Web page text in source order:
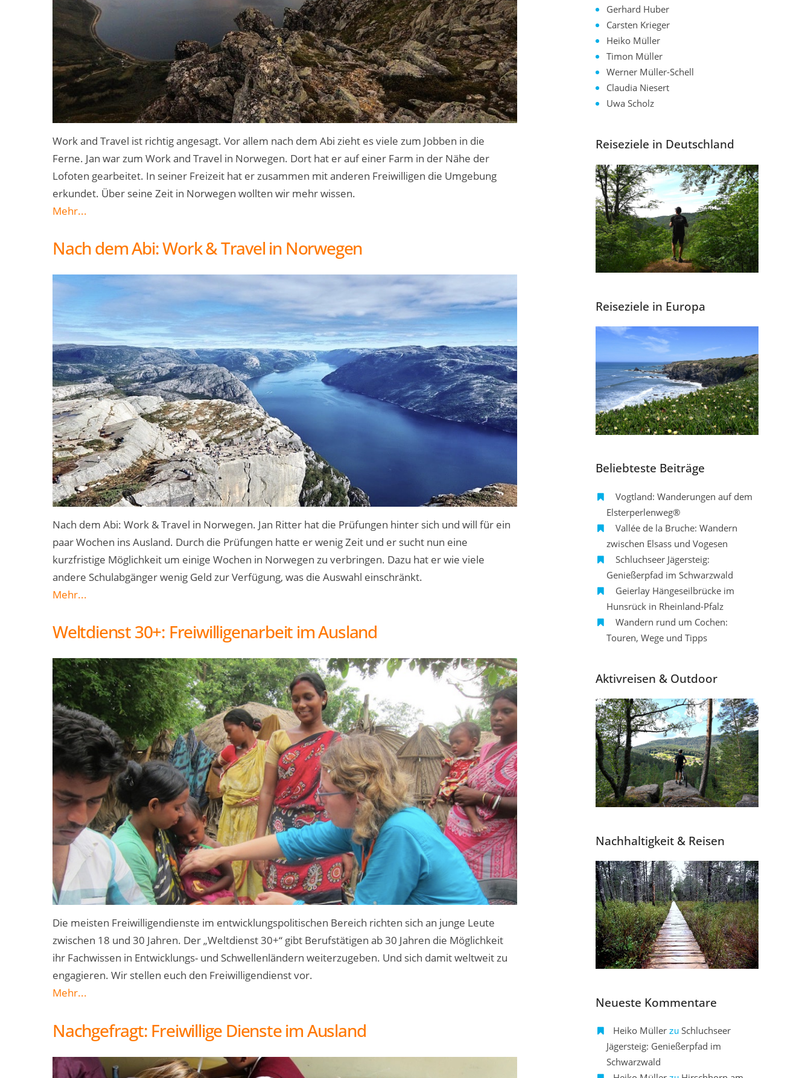
Work and Travel ist richtig angesagt. Vor allem nach dem Abi zieht es viele zum Jobben in die
Ferne. Jan war zum Work and Travel in Norwegen. Dort hat er auf einer Farm in der Nähe der
Lofoten gearbeitet. In seiner Freizeit hat er zusammen mit anderen Freiwilligen die Umgebung
erkundet. Über seine Zeit in Norwegen wollten wir mehr wissen.
Mehr...
Nach dem Abi: Work & Travel in Norwegen
Nach dem Abi: Work & Travel in Norwegen. Jan Ritter hat die Prüfungen hinter sich und will für ein
paar Wochen ins Ausland. Durch die Prüfungen hatte er wenig Zeit und er sucht nun eine
kurzfristige Möglichkeit um einige Wochen in Norwegen zu verbringen. Dazu hat er wie viele
andere Schulabgänger wenig Geld zur Verfügung, was die Auswahl einschränkt.
Mehr...
Weltdienst 30+: Freiwilligenarbeit im Ausland
Die meisten Freiwilligendienste im entwicklungspolitischen Bereich richten sich an junge Leute
zwischen 18 und 30 Jahren. Der „Weltdienst 30+“ gibt Berufstätigen ab 30 Jahren die Möglichkeit
ihr Fachwissen in Entwicklungs- und Schwellenländern weiterzugeben. Und sich damit weltweit zu
engagieren. Wir stellen euch den Freiwilligendienst vor.
Mehr...
Nachgefragt: Freiwillige Dienste im Ausland
Gerhard Huber
Carsten Krieger
Heiko Müller
Timon Müller
Werner Müller-Schell
Claudia Niesert
Uwa Scholz
Reiseziele in Deutschland
Reiseziele in Europa
Beliebteste Beiträge
Vogtland: Wanderungen auf dem
Elsterperlenweg®
Vallée de la Bruche: Wandern
zwischen Elsass und Vogesen
Schluchseer Jägersteig:
Genießerpfad im Schwarzwald
Geierlay Hängeseilbrücke im
Hunsrück in Rheinland-Pfalz
Wandern rund um Cochen:
Touren, Wege und Tipps
Aktivreisen & Outdoor
Nachhaltigkeit & Reisen
Neueste Kommentare
Heiko Müllerzu Schluchseer
Jägersteig: Genießerpfad im
Schwarzwald